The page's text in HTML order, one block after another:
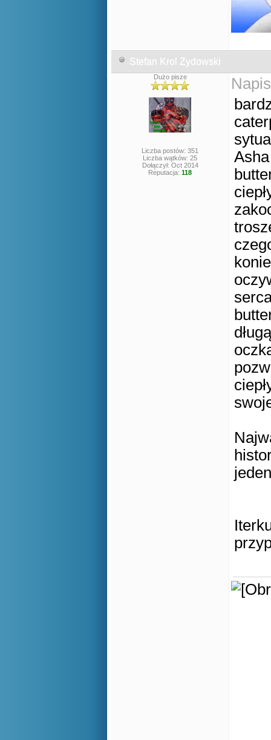
Stefan Krol Zydowski
Dużo pisze
Liczba postów: 351
Liczba wątków: 25
Dołączył: Oct 2014
Reputacja: 118